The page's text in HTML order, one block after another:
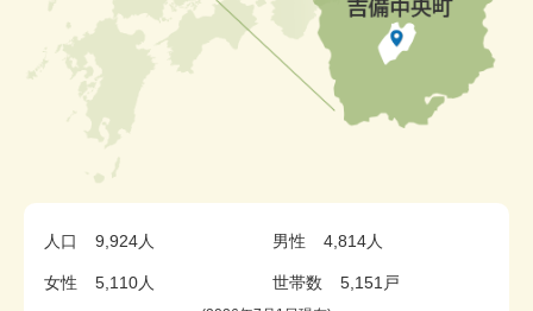
人口 9,924人 男性 4,814人
女性 5,110人 世帯数 5,151戸